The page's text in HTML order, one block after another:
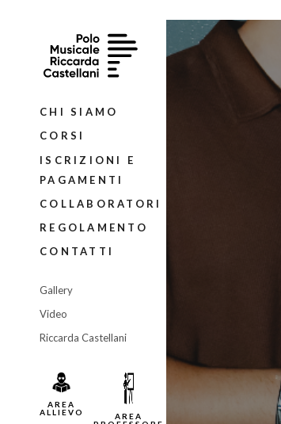
CHI SIAMO
CORSI
ISCRIZIONI E
PAGAMENTI
COLLABORATORI
REGOLAMENTO
CONTATTI
Gallery
Video
Riccarda Castellani